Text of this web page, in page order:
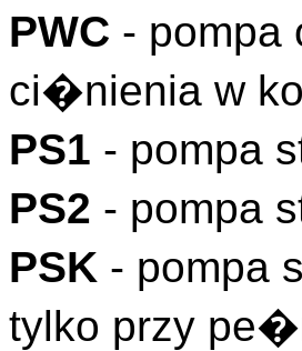
PWC - pompa
ci�nienia w
PS1 - pompa
PS2 - pompa
PSK - pompa
tylko przy